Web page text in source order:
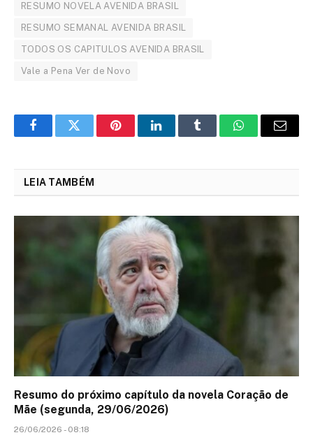
RESUMO NOVELA AVENIDA BRASIL
RESUMO SEMANAL AVENIDA BRASIL
TODOS OS CAPITULOS AVENIDA BRASIL
Vale a Pena Ver de Novo
FacebookTwitter PinterestLinkedInTumblr WhatsAppEmail
LEIA TAMBÉM
Resumo do próximo capítulo da novela Coração de
Mãe (segunda, 29/06/2026)
26/06/2026 - 08:18